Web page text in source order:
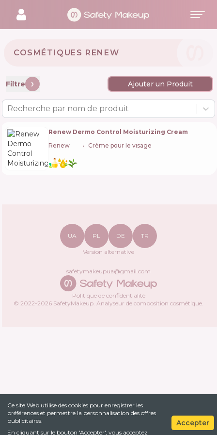
Ce site Web utilise des cookies pour enregistrer les
préférences et permettre la personnalisation des offres
publicitaires.
En cliquant sur le bouton 'Accepter', vous acceptez
Accepter
COSMÉTIQUES RENEW 🇮🇱
Filtre Ajouter un Produit
Recherche par nom de produit
Renew Dermo Control Moisturizing Cream
Renew
Crème pour le visage
Politique de confidentialité
© 2022-2026 SafetyMakeup. Analyseur de composition cosmétique.
UA PL DE TR
Version alternative
safetymakeupua@gmail.com